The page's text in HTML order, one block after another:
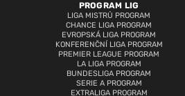
PROGRAM LIG
LIGA MISTRŮ PROGRAM
CHANCE LIGA PROGRAM
EVROPSKÁ LIGA PROGRAM
KONFERENČNÍ LIGA PROGRAM
PREMIER LEAGUE PROGRAM
LA LIGA PROGRAM
BUNDESLIGA PROGRAM
SERIE A PROGRAM
EXTRALIGA PROGRAM